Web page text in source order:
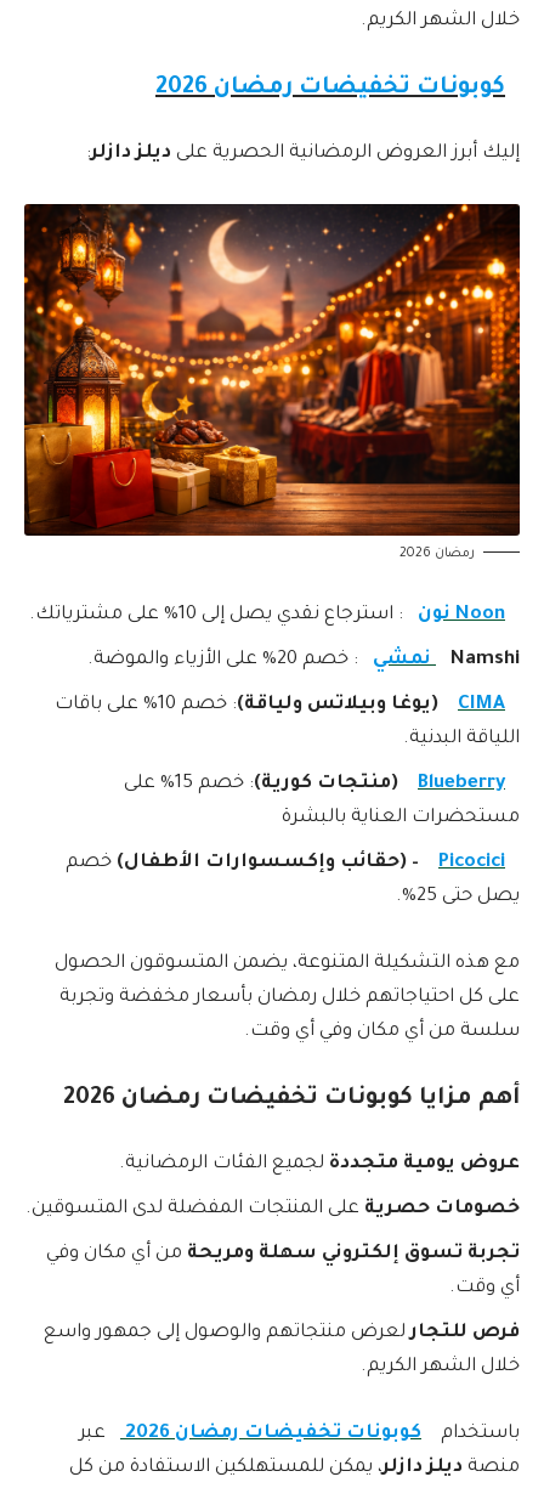
خلال الشهر الكريم.
كوبونات تخفيضات رمضان 2026
إليك أبرز العروض الرمضانية الحصرية على ديلز دازلر:
رمضان 2026
Noon نون : استرجاع نقدي يصل إلى 10% على مشترياتك.
Namshi نمشي : خصم 20% على الأزياء والموضة.
CIMA (يوغا وبيلاتس ولياقة)
: خصم 10% على باقات
اللياقة البدنية.
Blueberry (منتجات كورية)
: خصم 15% على
مستحضرات العناية بالبشرة
Picocici – (حقائب وإكسسوارات الأطفال) خصم
يصل حتى 25%.
مع هذه التشكيلة المتنوعة، يضمن المتسوقون الحصول
على كل احتياجاتهم خلال رمضان بأسعار مخفضة وتجربة
سلسة من أي مكان وفي أي وقت.
أهم مزايا كوبونات تخفيضات رمضان 2026
عروض يومية متجددة لجميع الفئات الرمضانية.
خصومات حصرية على المنتجات المفضلة لدى المتسوقين.
تجربة تسوق إلكتروني سهلة ومريحة من أي مكان وفي
أي وقت.
فرص للتجارلعرض منتجاتهم والوصول إلى جمهور واسع
خلال الشهر الكريم.
باستخدام كوبونات تخفيضات رمضان 2026
عبر
منصة ديلز دازلر، يمكن للمستهلكين الاستفادة من كل